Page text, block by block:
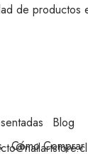
de productos
Blog
Cómo Comprar